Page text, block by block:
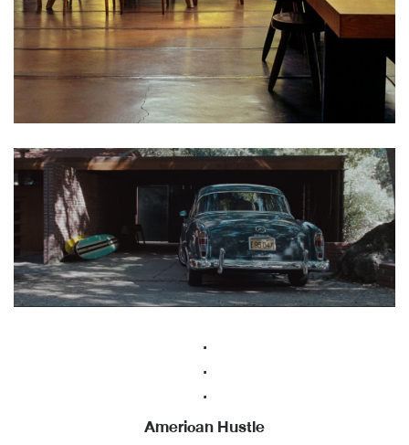
.
.
.
American Hustle